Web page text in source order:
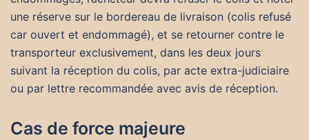
une réserve sur le bordereau de livraison (colis refusé
car ouvert et endommagé), et se retourner contre le
transporteur exclusivement, dans les deux jours
suivant la réception du colis, par acte extra-judiciaire
ou par lettre recommandée avec avis de réception.
Cas de force majeure